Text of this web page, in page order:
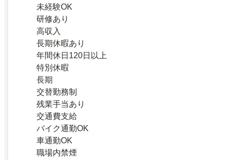
未経験OK
研修あり
高収入
長期休暇あり
年間休日120日以上
特別休暇
長期
交替勤務制
残業手当あり
交通費支給
バイク通勤OK
車通勤OK
職場内禁煙